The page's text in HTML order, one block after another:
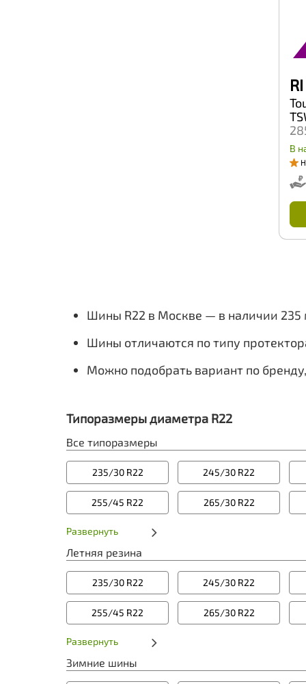
В
Шины R22 в Москве — в наличии 235
Шины отличаются по типу
Можно подобрать вариант по
Типоразмеры диаметра R22
Все типоразмеры
235/30 R22 245/30 R22
255/45 R22 265/30 R22
Развернуть
Летняя резина
235/30 R22 245/30 R22
255/45 R22 265/30 R22
Развернуть
Зимние шины